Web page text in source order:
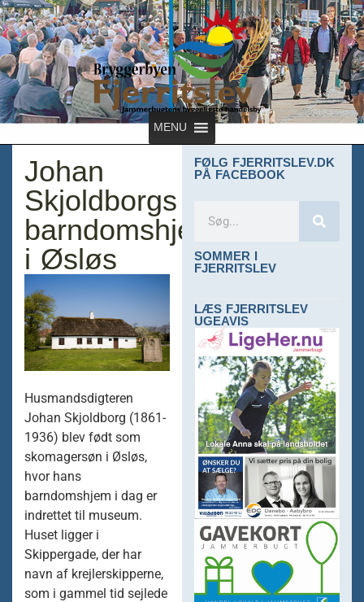
MENU
Johan
Skjoldborgs
barndomshjem
i Øsløs
Husmandsdigteren
Johan Skjoldborg (1861-
1936) blev født som
skomagersøn i Øsløs,
hvor hans
barndomshjem i dag er
indrettet til museum.
Huset ligger i
Skippergade, der har
navn af krejlerskipperne,
som i gammel tid sejlede
FØLG FJERRITSLEV.DK
PÅ FACEBOOK
SOMMER I
FJERRITSLEV
LÆS FJERRITSLEV
UGEAVIS